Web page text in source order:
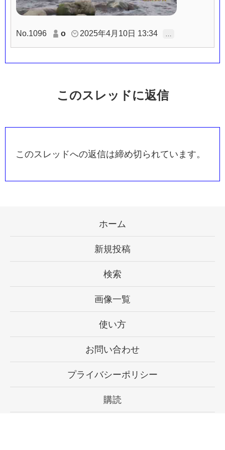
No.1096 o 2025年4月10日 13:34
このスレッドに返信
このスレッドへの返信は締め切られています。
ホーム
新規投稿
検索
画像一覧
使い方
お問い合わせ
プライバシーポリシー
購読